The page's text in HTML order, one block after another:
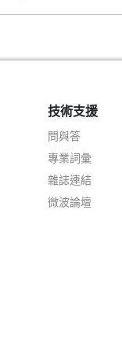
技術支援
問與答
專業詞彙
雜誌連結
微波論壇